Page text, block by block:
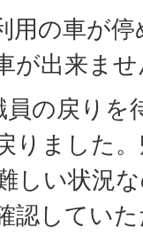
用の車が
が出来ま
の戻りを
りました
しい状況
認してい